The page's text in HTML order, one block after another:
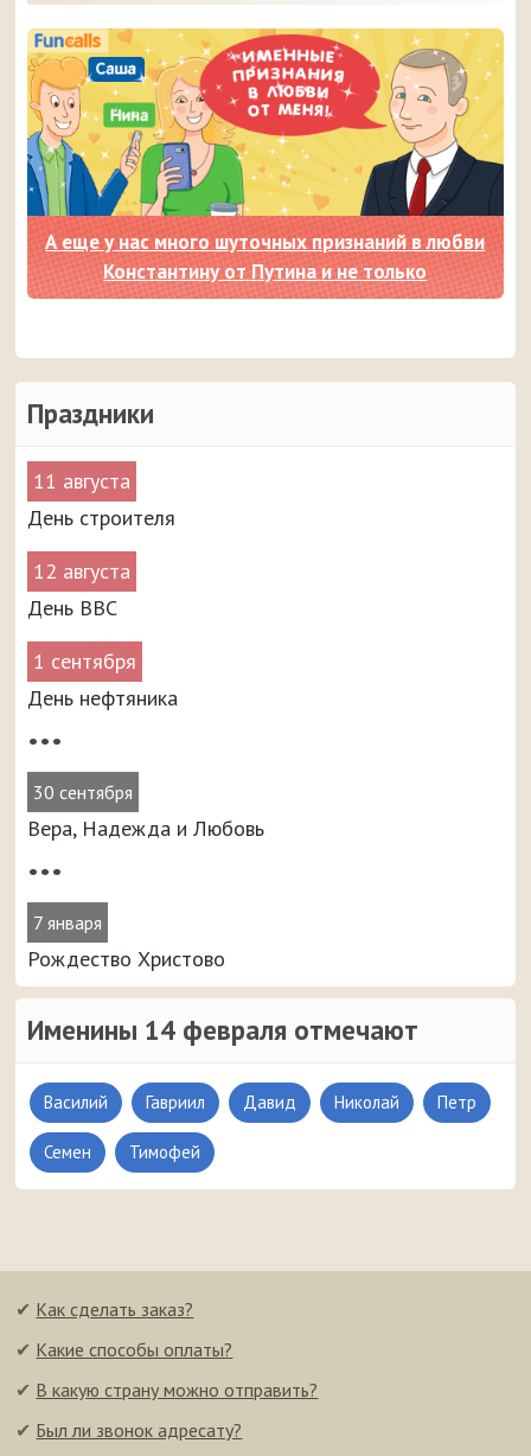
Праздники
11 августа
День строителя
12 августа
День ВВС
1 сентября
День нефтяника
•••
30 сентября
Вера, Надежда и Любовь
•••
7 января
Рождество Христово
Именины 14 февраля отмечают
Василий Гавриил Давид Николай Петр
Семен Тимофей
А еще у нас много шуточных признаний в любви
Константину от Путина и не только
✔ Как сделать заказ?
✔ Какие способы оплаты?
✔ В какую страну можно отправить?
✔ Был ли звонок адресату?